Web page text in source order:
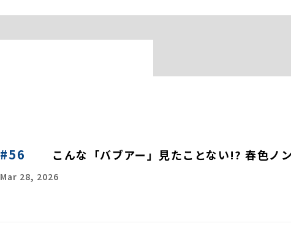
#56 こんな「バブアー」見たことない!? 春色ノ
Mar 28, 2026